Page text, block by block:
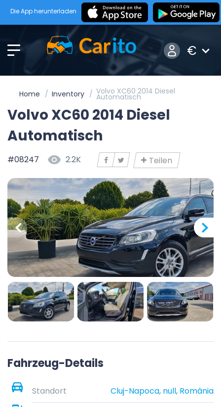
Die App herunterladen
€
Home Inventory Volvo XC60 2014 Diesel
Automatisch
Volvo XC60 2014 Diesel
Automatisch
#08247 2.2K Teilen
Fahrzeug-Details
Standort
Cluj-Napoca, null, România